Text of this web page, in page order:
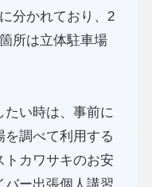
分かれており、2
所は立体駐車場
たい時は、事前に
を調べて利用する
トカワサキのお安